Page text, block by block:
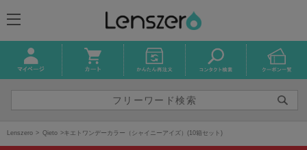
Lenszero Qieto キエトワンデーカラー（シャイニーアイズ）(10箱セット)